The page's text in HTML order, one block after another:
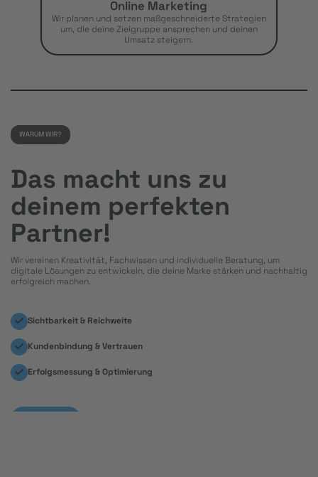
Online Marketing
Wir planen und setzen maßgeschneiderte Strategien
um, die deine Zielgruppe ansprechen und deinen
Umsatz steigern.
WARUM WIR?
Das macht uns zu
deinem perfekten
Partner!
Wir vereinen Kreativität, Fachwissen und individuelle Beratung, um
digitale Lösungen zu entwickeln, die deine Marke stärken und nachhaltig
erfolgreich machen.
Sichtbarkeit & Reichweite
Kundenbindung & Vertrauen
Erfolgsmessung & Optimierung